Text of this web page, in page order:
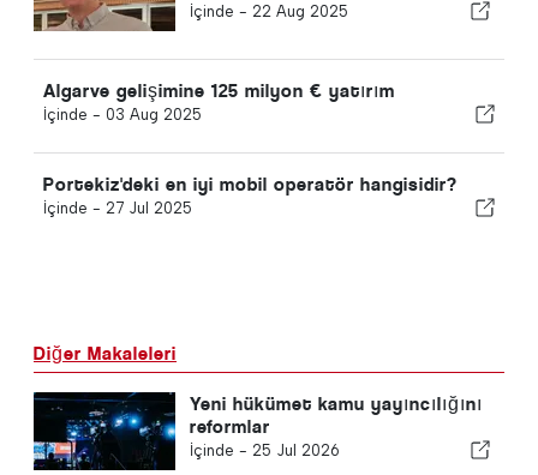
İçinde - 22 Aug 2025
Algarve gelişimine 125 milyon € yatırım
İçinde - 03 Aug 2025
Portekiz'deki en iyi mobil operatör hangisidir?
İçinde - 27 Jul 2025
Diğer Makaleleri
Yeni hükümet kamu yayıncılığını
reformlar
İçinde - 25 Jul 2026